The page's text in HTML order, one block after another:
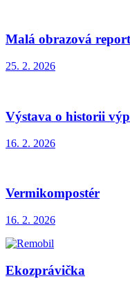
Malá obrazová
25. 2. 2026
Výstava o historii
16. 2. 2026
Vermikompostér
16. 2. 2026
Ekozprávička